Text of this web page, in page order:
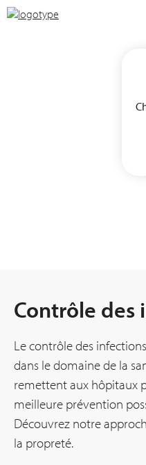
Skip
to
Contrôle des
Le contrôle des
dans le domaine de la
remettent aux hôpitaux
meilleure prévention
Découvrez notre
la propreté.